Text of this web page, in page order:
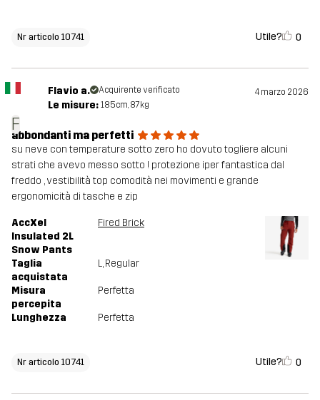
Nr articolo 10741 Utile? 0
F
Flavio a. Acquirente verificato 4 marzo 2026
Le misure: 185cm, 87kg
abbondanti ma perfetti
su neve con temperature sotto zero ho dovuto togliere alcuni
strati che avevo messo sotto ! protezione iper fantastica dal
freddo , vestibilità top comodità nei movimenti e grande
ergonomicità di tasche e zip
AccXel
Insulated 2L
Snow Pants
Fired Brick
Taglia
acquistata
L, Regular
Misura
percepita
Perfetta
Lunghezza Perfetta
Nr articolo 10741 Utile? 0